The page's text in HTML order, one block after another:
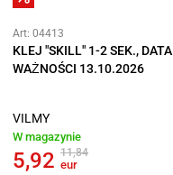
Art: 04413
KLEJ "SKILL" 1-2 SEK., DATA
WAŻNOŚCI 13.10.2026
VILMY
W magazynie
5,92 11,84
eur